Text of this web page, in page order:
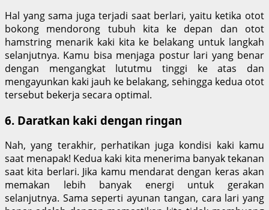
Hal yang sama juga terjadi saat berlari, yaitu ketika otot
bokong mendorong tubuh kita ke depan dan otot
hamstring menarik kaki kita ke belakang untuk langkah
selanjutnya. Kamu bisa menjaga postur lari yang benar
dengan mengangkat lututmu tinggi ke atas dan
mengayunkan kaki jauh ke belakang, sehingga kedua otot
tersebut bekerja secara optimal.
6. Daratkan kaki dengan ringan
Nah, yang terakhir, perhatikan juga kondisi kaki kamu
saat menapak! Kedua kaki kita menerima banyak tekanan
saat kita berlari. Jika kamu mendarat dengan keras akan
memakan lebih banyak energi untuk gerakan
selanjutnya. Sama seperti ayunan tangan, cara lari yang